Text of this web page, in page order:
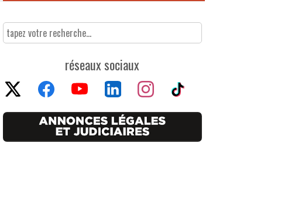
réseaux sociaux